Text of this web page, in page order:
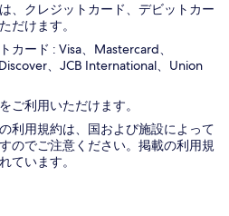
、クレジットカード、デビットカー
だけます。
カード : Visa、Mastercard、
、JCB International、Union
ご利用いただけます。
利用規約は、国および施設によって
のでご注意ください。掲載の利用規
ています。